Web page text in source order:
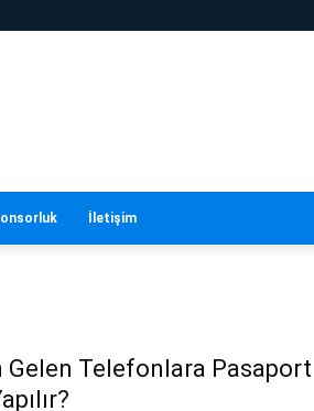
İletişim
Gelen Telefonlara Pasaport